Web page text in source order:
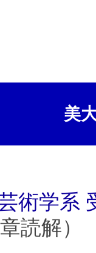
美
術学系
読解）